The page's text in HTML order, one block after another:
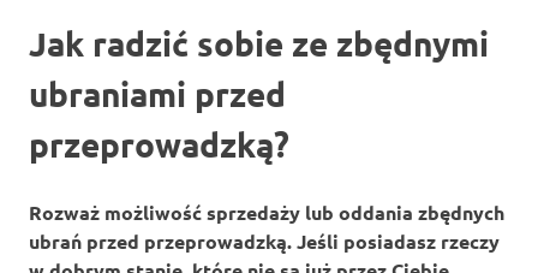
Jak radzić sobie ze zbędnymi
ubraniami przed
przeprowadzką?
Rozważ możliwośćsprzedaży lub oddania zbędnych
ubrań przed przeprowadzką. Jeśli posiadasz rzeczy